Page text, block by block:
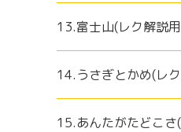
13.富士山(レク解説
14.うさぎとかめ(レ
15.あんたがたどこ